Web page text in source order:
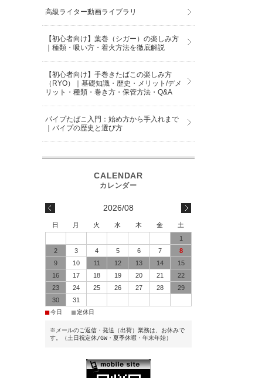
高級ライター動画ライブラリ
【初心者向け】葉巻（シガー）の楽しみ方
｜種類・吸い方・着火方法を徹底解説
【初心者向け】手巻きたばこの楽しみ方
（RYO）｜基礎知識・歴史・メリット/デメ
リット・種類・巻き方・保管方法・Q&A
パイプたばこ入門：始め方から手入れまで
｜パイプの歴史と選び方
2026/08
日 月 火 水 木 金
土
1
2
3 4 5 6 7
8
9
10 11 12 13 14
15
16
17 18 19 20 21
22
23
24 25 26 27 28
29
30
31
■今日 ■定休日
※メールのご返信・発送（出荷）業務は、お休みで
す。（土日祝定休/GW・夏季休暇・年末年始）